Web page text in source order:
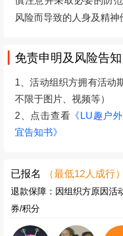
装备要求
1、必备装备：选择运动
2、其他参考：护膝、墨
人常用药品、相机、拍照
3、部分路段信号不好，
食品和水
2、食物：自带路餐，沿
户外活动风险提示
本次活动可能遇到的危险